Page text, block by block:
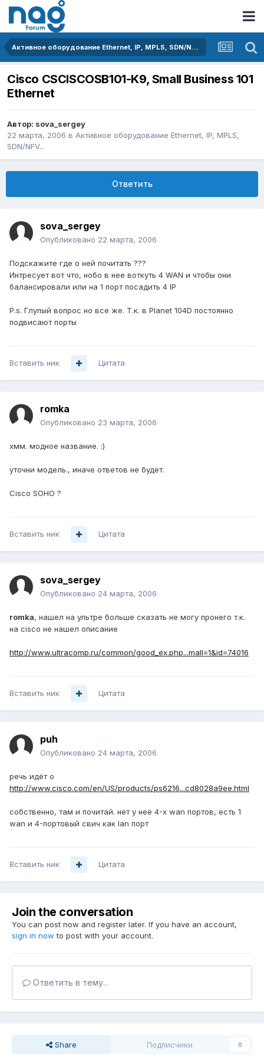
Активное оборудование Ethernet, IP, MPLS, SDN/NFV...
Cisco CSCISCOSB101-K9, Small Business 101
Ethernet
Автор: sova_sergey
22 марта, 2006 в Активное оборудование Ethernet, IP, MPLS,
SDN/NFV...
Ответить
sova_sergey
Опубликовано 22 марта, 2006
Подскажите где о ней почитать ???
Интресует вот что, нобо в нее воткуть 4 WAN и чтобы они
балансировали или на 1 порт посадить 4 IP
P.s. Глупый вопрос но все же. Т.к. в Planet 104D постоянно
подвисают порты
Вставить ник Цитата
romka
Опубликовано 23 марта, 2006
хмм. модное название. :)
уточни модель., иначе ответов не будет.
Cisco SOHO ?
Вставить ник Цитата
sova_sergey
Опубликовано 24 марта, 2006
romka, нашел на ультре больше сказать не могу пронего т.к.
на cisco не нашел описание
http://www.ultracomp.ru/common/good_ex.php...mall=1&id=74016
Вставить ник Цитата
puh
Опубликовано 24 марта, 2006
речь идёт о
http://www.cisco.com/en/US/products/ps6216...cd8028a9ee.html
собственно, там и почитай. нет у неё 4-х wan портов, есть 1
wan и 4-портовый свич как lan порт
Вставить ник Цитата
Join the conversation
You can post now and register later. If you have an account,
sign in now to post with your account.
Ответить в тему...
Share Подписчики 0